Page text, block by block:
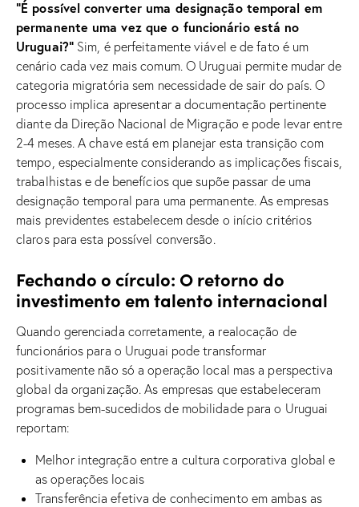
“É possível converter uma designação temporal em
permanente uma vez que o funcionário está no
Uruguai?”Sim, é perfeitamente viável e de fato é um
cenário cada vez mais comum. O Uruguai permite mudar de
categoria migratória sem necessidade de sair do país. O
processo implica apresentar a documentação pertinente
diante da Direção Nacional de Migração e pode levar entre
2-4 meses. A chave está em planejar esta transição com
tempo, especialmente considerando as implicações fiscais,
trabalhistas e de benefícios que supõe passar de uma
designação temporal para uma permanente. As empresas
mais previdentes estabelecem desde o início critérios
claros para esta possível conversão.
Fechando o círculo: O retorno do
investimento em talento internacional
Quando gerenciada corretamente, a realocação de
funcionários para o Uruguai pode transformar
positivamente não só a operação local mas a perspectiva
global da organização. As empresas que estabeleceram
programas bem-sucedidos de mobilidade para o Uruguai
reportam:
Melhor integração entre a cultura corporativa global e
as operações locais
Transferência efetiva de conhecimento em ambas as